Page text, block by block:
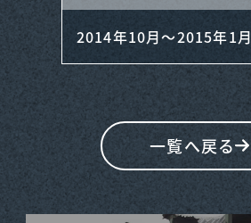
2014年10月～2015年1月
一覧へ戻る